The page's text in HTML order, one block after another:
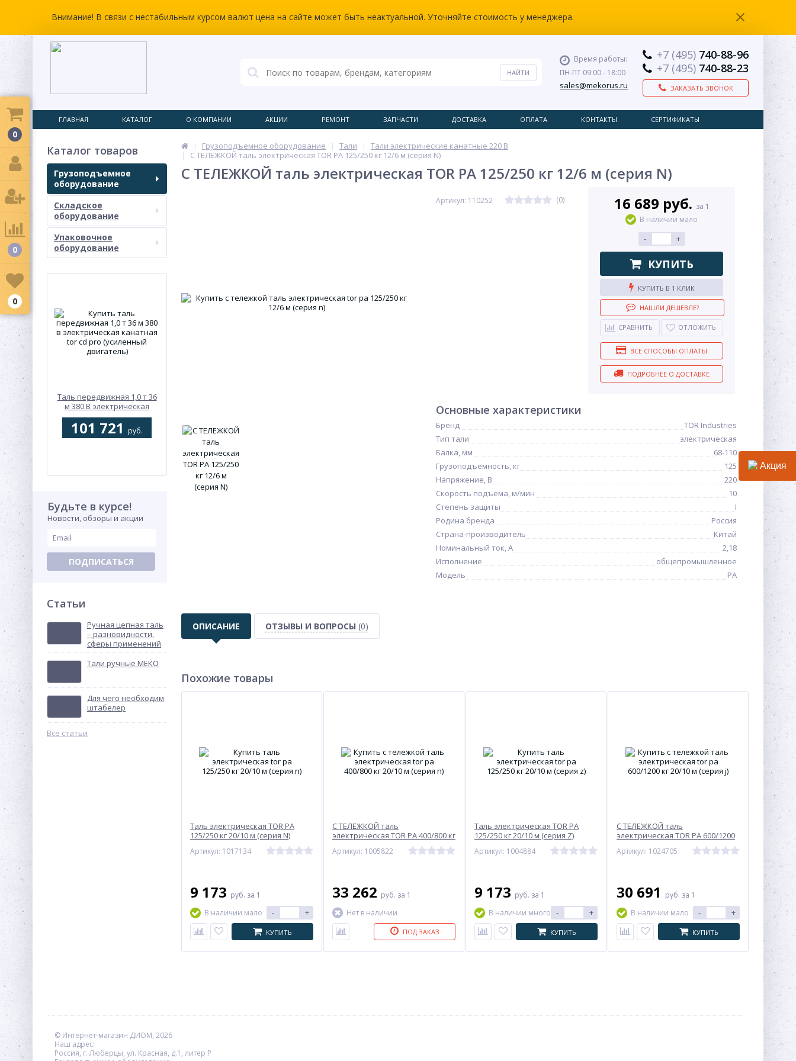
Внимание! В связи с нестабильным курсом валют цена на сайте может быть неактуальной. Уточняйте стоимость у менеджера.
Время работы:
ПН-ПТ 09:00 - 18:00
sales@mekorus.ru
+7 (495) 740-88-96
+7 (495) 740-88-23
ЗАКАЗАТЬ ЗВОНОК
ГЛАВНАЯ КАТАЛОГ О КОМПАНИИ АКЦИИ РЕМОНТ ЗАПЧАСТИ ДОСТАВКА ОПЛАТА КОНТАКТЫ СЕРТИФИКАТЫ
Каталог товаров
Грузоподъемное
оборудование
Складское
оборудование
Упаковочное
оборудование
Таль передвижная 1,0 т 36
м 380 В электрическая
канатная TOR CD PRO
(усиленный двигатель)
101 721 руб.
Будьте в курсе!
Новости, обзоры и акции
ПОДПИСАТЬСЯ
Статьи
Ручная цепная таль
– разновидности,
сферы применений
Тали ручные МЕКО
Для чего необходим
штабелер
Все статьи
Грузоподъемное оборудование Тали
Тали электрические канатные 220 В
С ТЕЛЕЖКОЙ таль электрическая TOR PA 125/250 кг 12/6 м (серия N)
С ТЕЛЕЖКОЙ таль электрическая TOR PA 125/250 кг 12/6 м (серия N)
Артикул: 110252 (0) 16 689 руб. за 1
В наличии мало
- +
КУПИТЬ
КУПИТЬ В 1 КЛИК
НАШЛИ ДЕШЕВЛЕ?
СРАВНИТЬ ОТЛОЖИТЬ
ВСЕ СПОСОБЫ ОПЛАТЫ
ПОДРОБНЕЕ О ДОСТАВКЕ
Основные характеристики
Бренд
TOR Industries
Тип тали
электрическая
Балка, мм
68-110
Грузоподъемность, кг
125
Напряжение, В
220
Скорость подъема, м/мин
10
Степень защиты
I
Родина бренда
Россия
Страна-производитель
Китай
Номинальный ток, А
2,18
Исполнение
общепромышленное
Модель
PA
ОПИСАНИЕ ОТЗЫВЫ И ВОПРОСЫ (0)
Похожие товары
Таль электрическая TOR PA
125/250 кг 20/10 м (серия N)
Артикул: 1017134
9 173 руб. за 1
В наличии мало
- +
КУПИТЬ
С ТЕЛЕЖКОЙ таль
электрическая TOR PA 400/800 кг
Артикул: 1005822
33 262 руб. за 1
Нет в наличии
ПОД ЗАКАЗ
Таль электрическая TOR PA
125/250 кг 20/10 м (серия Z)
Артикул: 1004884
9 173 руб. за 1
В наличии много - +
КУПИТЬ
С ТЕЛЕЖКОЙ таль
электрическая TOR PA 600/1200
Артикул: 1024705
30 691 руб. за 1
В наличии мало
- +
КУПИТЬ
© Интернет-магазин ДИОМ, 2026
Наш адрес:
Россия, г. Люберцы, ул. Красная, д.1, литер Р
0
0
0
Акция